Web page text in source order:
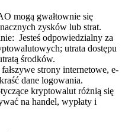
mogą gwałtownie się
zysków lub strat.
: Jesteś odpowiedzialny za
utrata dostępu
środków.
strony internetowe, e-
dane logowania.
kryptowalut różnią się
na handel, wypłaty i